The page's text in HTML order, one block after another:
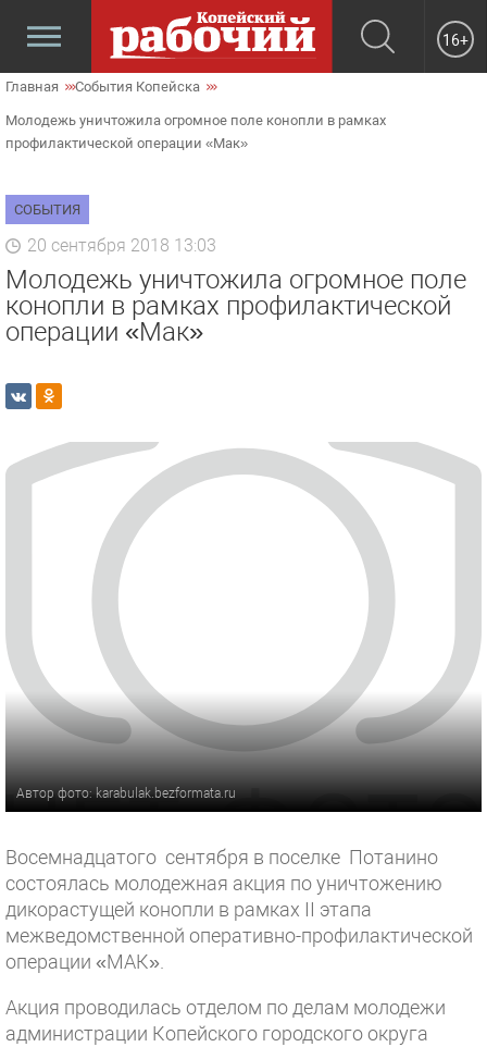
16+
Главная События Копейска
Молодежь уничтожила огромное поле конопли в рамках
профилактической операции «Мак»
СОБЫТИЯ
20 сентября 2018 13:03
Молодежь уничтожила огромное поле
конопли в рамках профилактической
операции «Мак»
Автор фото: karabulak.bezformata.ru
Восемнадцатого сентября в поселке Потанино
состоялась молодежная акция по уничтожению
дикорастущей конопли в рамках II этапа
межведомственной оперативно-профилактической
операции «МАК».
Акция проводилась отделом по делам молодежи
администрации Копейского городского округа